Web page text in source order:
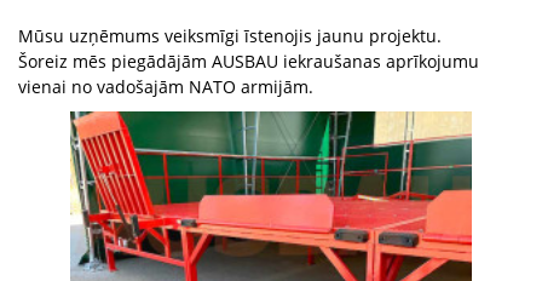
Mūsu uzņēmums veiksmīgi īstenojis jaunu projektu.
Šoreiz mēs piegādājām AUSBAU iekraušanas aprīkojumu
vienai no vadošajām NATO armijām.